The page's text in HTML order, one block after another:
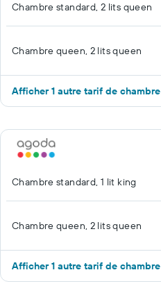
Chambre standard, 2 lits queen
Chambre queen, 2 lits queen
Afficher 1 autre tarif de chambre
Chambre standard, 1 lit king
Chambre queen, 2 lits queen
Afficher 1 autre tarif de chambre